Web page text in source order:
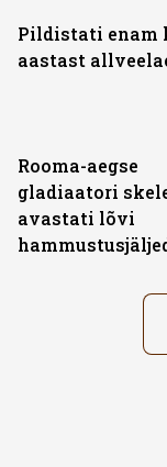
Pildistati enam
aastast
Rooma-aegse
gladiaatori
avastati lõvi